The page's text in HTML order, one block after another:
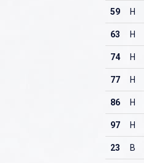
59 Н
63 Н
74 Н
77 Н
86 Н
97 Н
23 В